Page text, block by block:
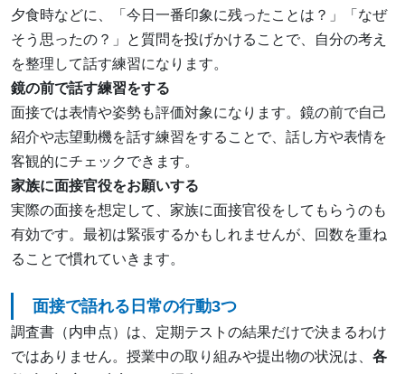
夕食時などに、「今日一番印象に残ったことは？」「なぜ
そう思ったの？」と質問を投げかけることで、自分の考え
を整理して話す練習になります。
鏡の前で話す練習をする
面接では表情や姿勢も評価対象になります。鏡の前で自己
紹介や志望動機を話す練習をすることで、話し方や表情を
客観的にチェックできます。
家族に面接官役をお願いする
実際の面接を想定して、家族に面接官役をしてもらうのも
有効です。最初は緊張するかもしれませんが、回数を重ね
ることで慣れていきます。
面接で語れる日常の行動3つ
調査書（内申点）は、定期テストの結果だけで決まるわけ
ではありません。授業中の取り組みや提出物の状況は、 各